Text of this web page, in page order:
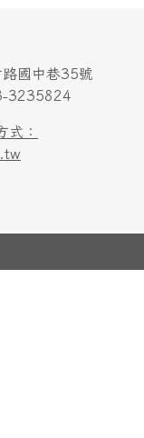
國中巷35號
3235824
式：